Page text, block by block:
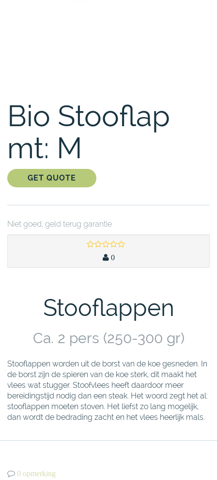
Bio Stooflap
mt: M
GET QUOTE
Niet goed, geld terug garantie
0
Stooflappen
Ca. 2 pers (250-300 gr)
Stooflappen worden uit de borst van de koe gesneden. In
de borst zijn de spieren van de koe sterk, dit maakt het
vlees wat stugger. Stoofvlees heeft daardoor meer
bereidingstijd nodig dan een steak. Het woord zegt het al:
stooflappen moeten stoven. Het liefst zo lang mogelijk,
dan wordt de bedrading zacht en het vlees heerlijk mals.
0 opmerking